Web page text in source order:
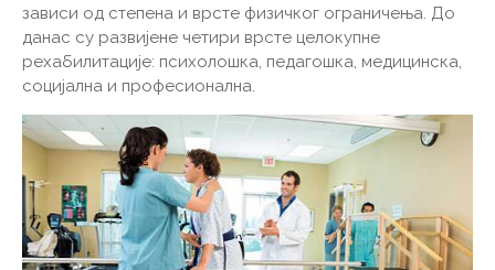
зависи од степена и врсте физичког ограничења. До
данас су развијене четири врсте целокупне
рехабилитације: психолошка, педагошка, медицинска,
социјална и професионална.